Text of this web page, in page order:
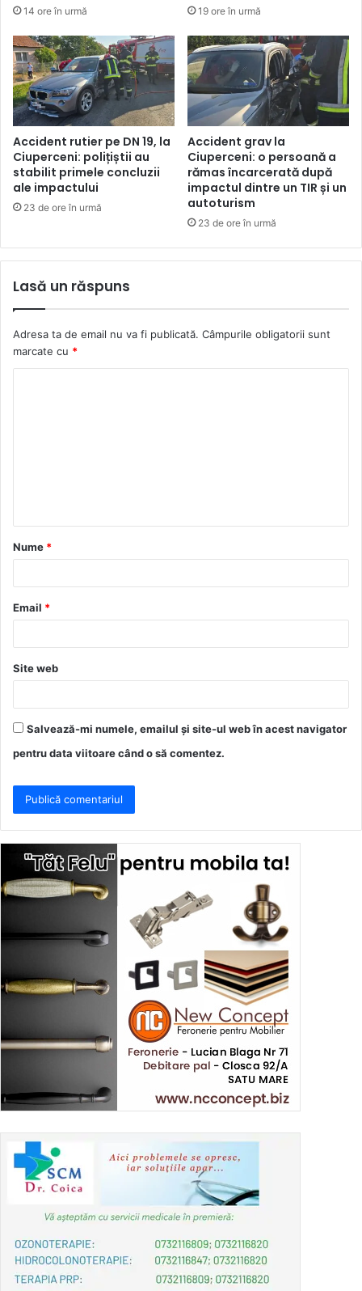
14 ore în urmă 19 ore în urmă
Accident rutier pe DN 19, la
Ciuperceni: polițiștii au
stabilit primele concluzii
ale impactului
23 de ore în urmă
Accident grav la
Ciuperceni: o persoană a
rămas încarcerată după
impactul dintre un TIR și un
autoturism
23 de ore în urmă
Lasă un răspuns
Adresa ta de email nu va fi publicată. Câmpurile obligatorii sunt
marcate cu *
a
r
*
Nume *
Email *
Site web
Salvează-mi numele, emailul și site-ul web în acest navigator
pentru data viitoare când o să comentez.